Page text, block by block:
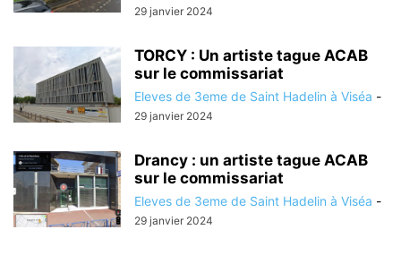
29 janvier 2024
TORCY : Un artiste tague ACAB
sur le commissariat
Eleves de 3eme de Saint Hadelin à Viséa -
29 janvier 2024
Drancy : un artiste tague ACAB
sur le commissariat
Eleves de 3eme de Saint Hadelin à Viséa -
29 janvier 2024